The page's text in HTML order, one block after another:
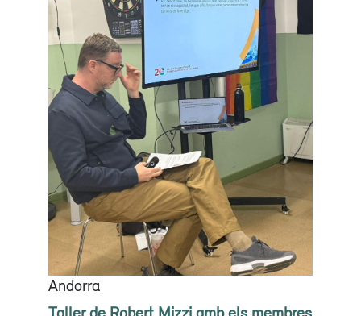
Andorra
Taller de Robert Mizzi amb els membres